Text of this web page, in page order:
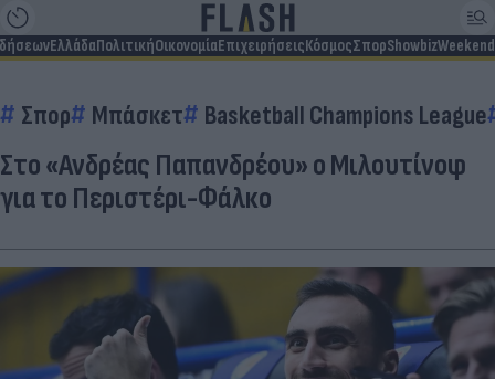
ΕλλάδαΠολιτικήΟικονομίαΕπιχειρήσειςΚόσμοςΣπορShowbizWeekend
Σπορ Μπάσκετ Basketball Champions League
Στο «Ανδρέας Παπανδρέου» ο Μιλουτίνοφ
για το Περιστέρι-Φάλκο